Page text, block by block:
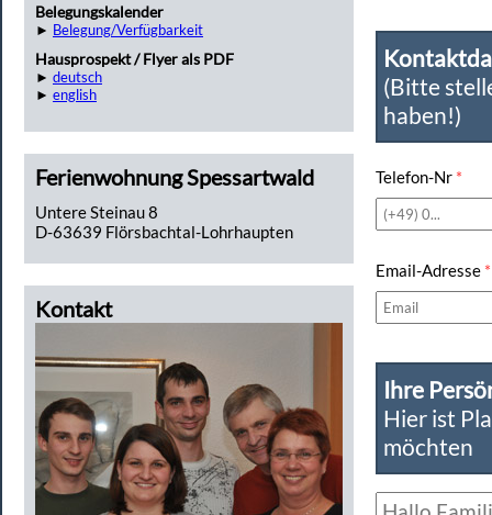
Belegungskalender
► Belegung/Verfügbarkeit
Hausprospekt / Flyer als PDF
► deutsch
► english
Ferienwohnung Spessartwald
Untere Steinau 8
D-63639 Flörsbachtal-Lohrhaupten
Kontakt
(Bitte
haben!)
Telefon-Nr *
Email-Adresse *
Ihre
Hier ist
möchten